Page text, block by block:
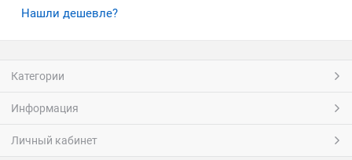
Нашли дешевле?
Категории
Информация
Личный кабинет